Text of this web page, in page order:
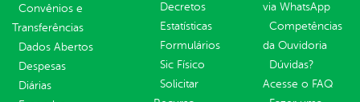
Convênios e
Transferências
Dados Abertos
Despesas
Diárias
Decretos
Estatísticas
Formulários
Sic Físico
Solicitar
via WhatsApp
Competências
da Ouvidoria
Dúvidas?
Acesse o FAQ